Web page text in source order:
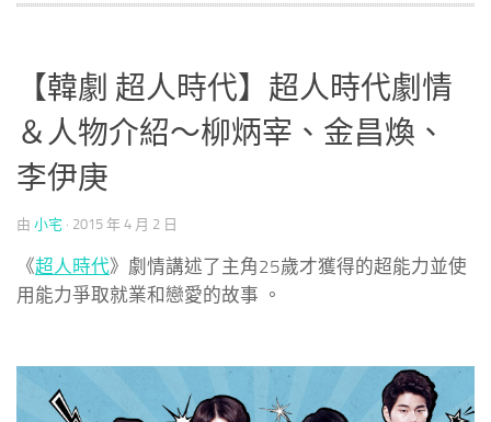
【韓劇 超人時代】超人時代劇情
＆人物介紹～柳炳宰、金昌煥、
李伊庚
由 小宅 · 2015 年 4 月 2 日
《超人時代》劇情講述了主角25歲才獲得的超能力並使
用能力爭取就業和戀愛的故事 。